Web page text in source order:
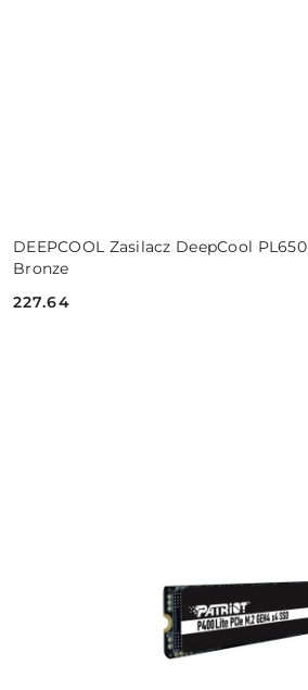
DEEPCOOL Zasilacz DeepCool
Bronze
Cena:
227.64